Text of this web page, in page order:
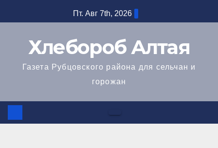
к
Пт. Авг 7th, 2026
Хлебороб Алтая
Газета Рубцовского района для сельчан и
горожан